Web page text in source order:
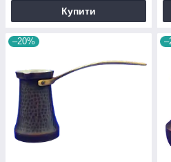
Купити
–20%